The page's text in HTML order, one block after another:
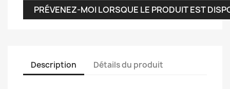
PRÉVENEZ-MOI LORSQUE LE PRODUIT EST
Description Détails du produit